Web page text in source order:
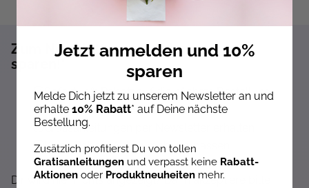
Zum Newsletter anmelden und 10%
sparen!*
Sofort 10% Rabatt auf die nächste Bestellung
Exklusive Angebote erhalten
Gratisanleitungen per Newsletter erhalten
Keine Rabatt-Aktion mehr verpassen
Über Neuheiten informiert werden
Dir wird hier nichts angezeigt? Dann akzeptiere bitte
Jetzt anmelden und 10%
sparen
Melde Dich jetzt zu unserem Newsletter an und
erhalte 10% Rabatt* auf Deine nächste
Bestellung.
Zusätzlich profitierst Du von tollen
Gratisanleitungen und verpasst keine Rabatt-
Aktionen oder Produktneuheiten mehr.